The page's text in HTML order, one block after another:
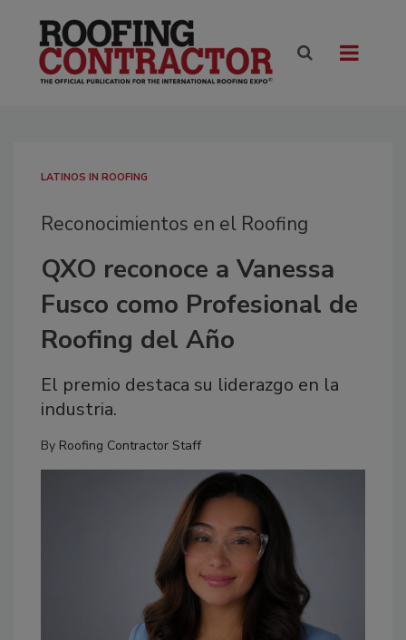
LATINOS IN ROOFING
Reconocimientos en el Roofing
QXO reconoce a Vanessa
Fusco como Profesional de
Roofing del Año
El premio destaca su liderazgo en la
industria.
By Roofing Contractor Staff